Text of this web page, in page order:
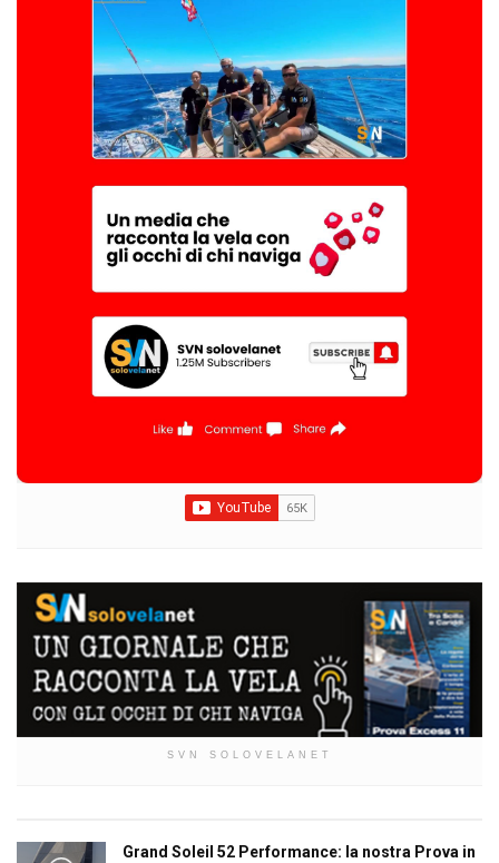
SVN SOLOVELANET
Grand Soleil 52 Performance: la nostra Prova in